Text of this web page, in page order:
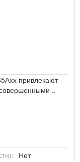
привлекают
..
Нет